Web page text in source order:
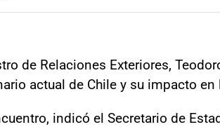
de Relaciones Exteriores,
actual de Chile y su impacto
indicó el Secretario de